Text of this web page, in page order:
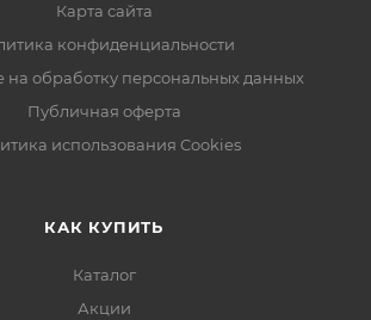
Карта сайта
конфиденциальности
на обработку персональных данных
Публичная оферта
использования Cookies
КАК КУПИТЬ
Каталог
Акции